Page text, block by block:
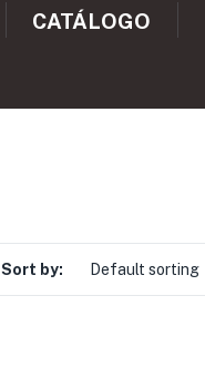
CATÁLOGO
Sort by: Default sorting